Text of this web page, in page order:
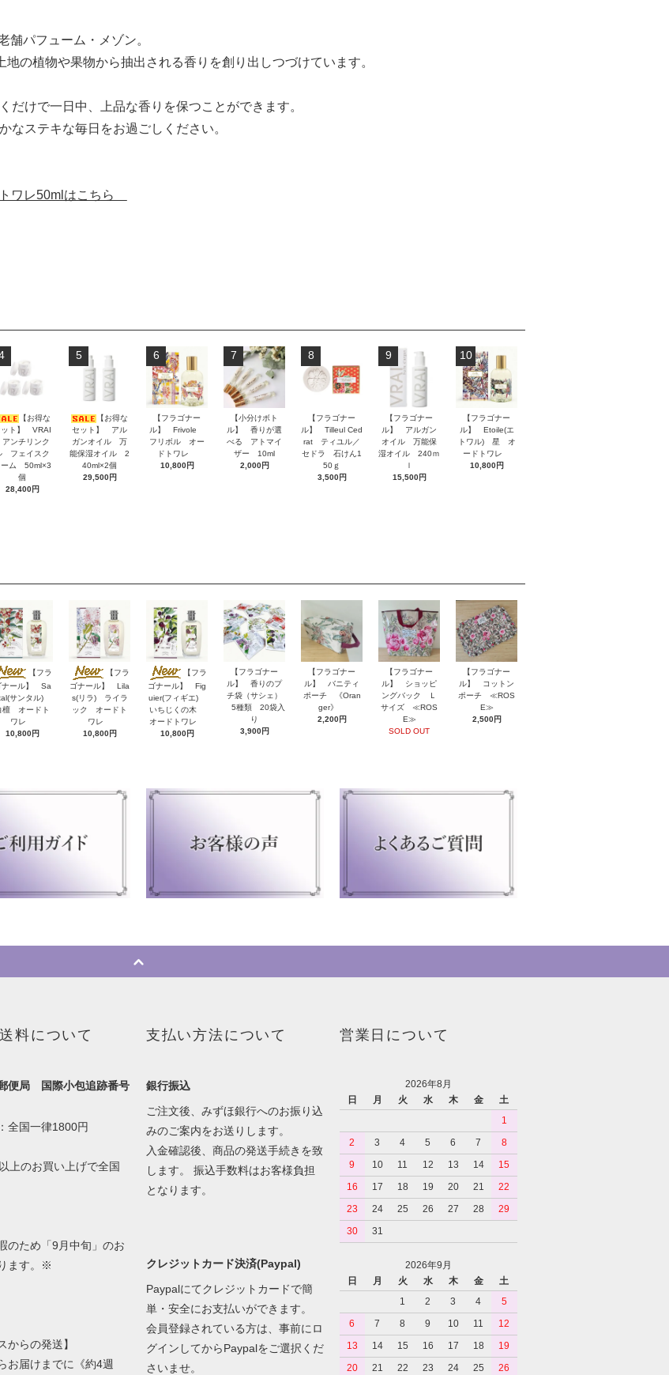
舗パフューム・メゾン。
の植物や果物から抽出される香りを創り出しつづけています。
だけで一日中、上品な香りを保つことができます。
なステキな毎日をお過ごしください。
ワレ50mlはこちら
【お得な
ット】 VRAI
ンチリンク
フェイスク
ーム 50ml×3
個
28,400円
5
【お得な
セット】 アル
ガンオイル 万
能保湿オイル 2
40ml×2個
29,500円
6
【フラゴナー
ル】 Frivole
フリボル オー
ドトワレ
10,800円
7
【小分けボト
ル】 香りが選
べる アトマイ
ザー 10ml
2,000円
8
【フラゴナー
ル】 Tilleul Ced
rat ティユル／
セドラ 石けん1
50ｇ
3,500円
9
【フラゴナー
ル】 アルガン
オイル 万能保
湿オイル 240ｍ
ｌ
15,500円
10
【フラゴナー
ル】 Etoile(エ
トワル) 星 オ
ードトワレ
10,800円
【フラ
ナール】 Sa
サンタル)
檀 オードト
ワレ
10,800円
【フラ
ゴナール】 Lila
s(リラ) ライラ
ック オードト
ワレ
10,800円
【フラ
ゴナール】 Fig
uier(フィギエ)
いちじくの木
オードトワレ
10,800円
【フラゴナー
ル】 香りのプ
チ袋（サシェ）
5種類 20袋入
り
3,900円
【フラゴナー
ル】 バニティ
ポーチ 《Oran
ger》
2,200円
【フラゴナー
ル】 ショッピ
ングバック Ｌ
サイズ ≪ROS
E≫
SOLD OUT
【フラゴナー
ル】 コットン
ポーチ ≪ROS
E≫
2,500円
料について
便局 国際小包追跡番号
国一律1800円
上のお買い上げで全国
のため「9月中旬」のお
ます。※
からの発送】
お届けまでに《約4週
支払い方法について
銀行振込
ご注文後、みずほ銀行へのお振り込
みのご案内をお送りします。
入金確認後、商品の発送手続きを致
します。 振込手数料はお客様負担
となります。
クレジットカード決済(Paypal)
Paypalにてクレジットカードで簡
単・安全にお支払いができます。
会員登録されている方は、事前にロ
グインしてからPaypalをご選択くだ
さいませ。
営業日について
2026年8月
日
月 火 水 木 金
土
1
2
3 4 5 6 7
8
9
10 11 12 13 14
15
16
17 18 19 20 21
22
23
24 25 26 27 28
29
30
31
2026年9月
日
月 火 水 木 金
土
1
2 3 4
5
6
7 8 9 10 11
12
13
14 15 16 17 18
19
20
21 22 23 24 25 26